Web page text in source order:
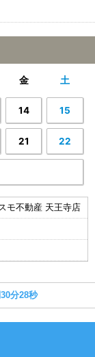
金 土
14 15
21 22
モ不動産 天王寺店
分28秒